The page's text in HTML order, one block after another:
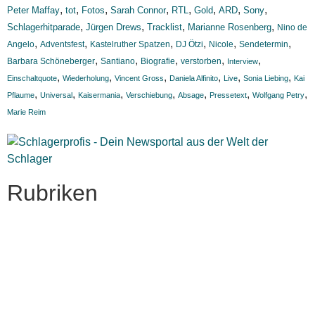
Peter Maffay, tot, Fotos, Sarah Connor, RTL, Gold, ARD, Sony,
Schlagerhitparade, Jürgen Drews, Tracklist, Marianne Rosenberg, Nino de
Angelo, Adventsfest, Kastelruther Spatzen, DJ Ötzi, Nicole, Sendetermin,
Barbara Schöneberger, Santiano, Biografie, verstorben, Interview,
Einschaltquote, Wiederholung, Vincent Gross, Daniela Alfinito, Live, Sonia Liebing, Kai
Pflaume, Universal, Kaisermania, Verschiebung, Absage, Pressetext, Wolfgang Petry,
Marie Reim
Rubriken